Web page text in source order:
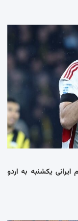
یکشنبه به اردو